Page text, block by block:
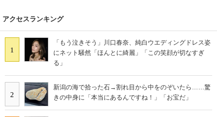
アクセスランキング
1
「もう泣きそう」川口春奈、純白ウエディングドレス姿
にネット騒然「ほんとに綺麗」「この笑顔が切なすぎ
る」
2
新潟の海で拾った石→割れ目から中をのぞいたら……驚
きの中身に「本当にあるんですね！」「お宝だ」